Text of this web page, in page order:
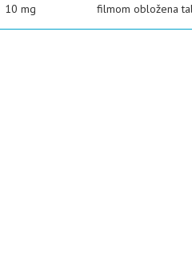
10 mg filmom obložena